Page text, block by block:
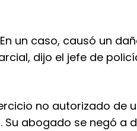
un caso, causó un
dijo el jefe de
no autorizado de
Su abogado se negó a